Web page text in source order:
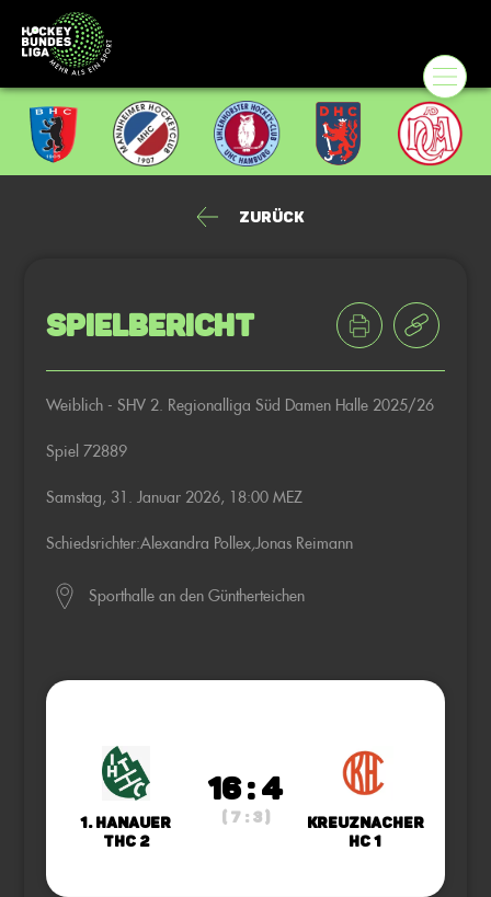
Zurück
Spielbericht
Weiblich - SHV 2. Regionalliga Süd Damen Halle 2025/26
Spiel 72889
Samstag, 31. Januar 2026, 18:00 MEZ
Schiedsrichter:Alexandra Pollex,Jonas Reimann
Sporthalle an den Güntherteichen
1. Hanauer
THC 2
16 : 4
( 7 : 3 )
Kreuznacher
HC 1